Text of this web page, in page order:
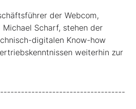
der Webcom,
Michael Scharf, stehen der
digitalen Know-how
weiterhin zur